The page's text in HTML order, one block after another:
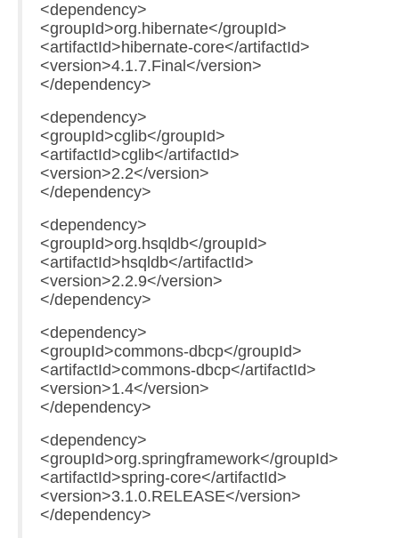
<dependency>
<groupId>org.hibernate</groupId>
<artifactId>hibernate-core</artifactId>
<version>4.1.7.Final</version>
</dependency>
<dependency>
<groupId>cglib</groupId>
<artifactId>cglib</artifactId>
<version>2.2</version>
</dependency>
<dependency>
<groupId>org.hsqldb</groupId>
<artifactId>hsqldb</artifactId>
<version>2.2.9</version>
</dependency>
<dependency>
<groupId>commons-dbcp</groupId>
<artifactId>commons-dbcp</artifactId>
<version>1.4</version>
</dependency>
<dependency>
<groupId>org.springframework</groupId>
<artifactId>spring-core</artifactId>
<version>3.1.0.RELEASE</version>
</dependency>